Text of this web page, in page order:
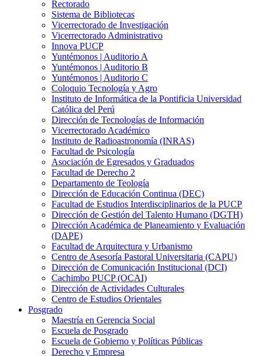
Rectorado
Sistema de Bibliotecas
Vicerrectorado de Investigación
Vicerrectorado Administrativo
Innova PUCP
Yuntémonos | Auditorio A
Yuntémonos | Auditorio B
Yuntémonos | Auditorio C
Coloquio Tecnología y Agro
Instituto de Informática de la Pontificia Universidad
Católica del Perú
Dirección de Tecnologías de Información
Vicerrectorado Académico
Instituto de Radioastronomía (INRAS)
Facultad de Psicología
Asociación de Egresados y Graduados
Facultad de Derecho 2
Departamento de Teología
Dirección de Educación Continua (DEC)
Facultad de Estudios Interdisciplinarios de la PUCP
Dirección de Gestión del Talento Humano (DGTH)
Dirección Académica de Planeamiento y Evaluación
(DAPE)
Facultad de Arquitectura y Urbanismo
Centro de Asesoría Pastoral Universitaria (CAPU)
Dirección de Comunicación Institucional (DCI)
Cachimbo PUCP (OCAI)
Dirección de Actividades Culturales
Centro de Estudios Orientales
Posgrado
Maestría en Gerencia Social
Escuela de Posgrado
Escuela de Gobierno y Políticas Públicas
Derecho y Empresa